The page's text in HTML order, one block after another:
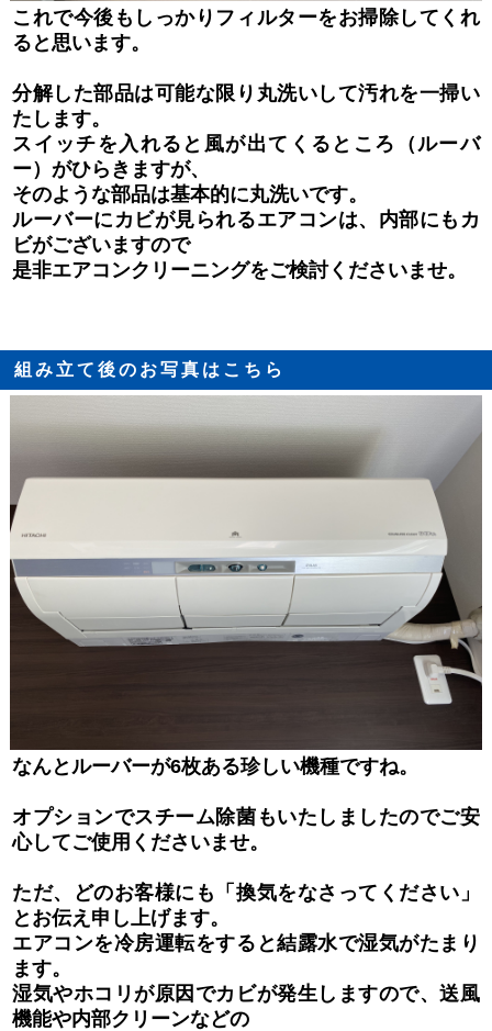
これで今後もしっかりフィルターをお掃除してくれ
ると思います。
分解した部品は可能な限り丸洗いして汚れを一掃い
たします。
スイッチを入れると風が出てくるところ（ルーバ
ー）がひらきますが、
そのような部品は基本的に丸洗いです。
ルーバーにカビが見られるエアコンは、内部にもカ
ビがございますので
是非エアコンクリーニングをご検討くださいませ。
組み立て後のお写真はこちら
なんとルーバーが6枚ある珍しい機種ですね。
オプションでスチーム除菌もいたしましたのでご安
心してご使用くださいませ。
ただ、どのお客様にも「換気をなさってください」
とお伝え申し上げます。
エアコンを冷房運転をすると結露水で湿気がたまり
ます。
湿気やホコリが原因でカビが発生しますので、送風
機能や内部クリーンなどの